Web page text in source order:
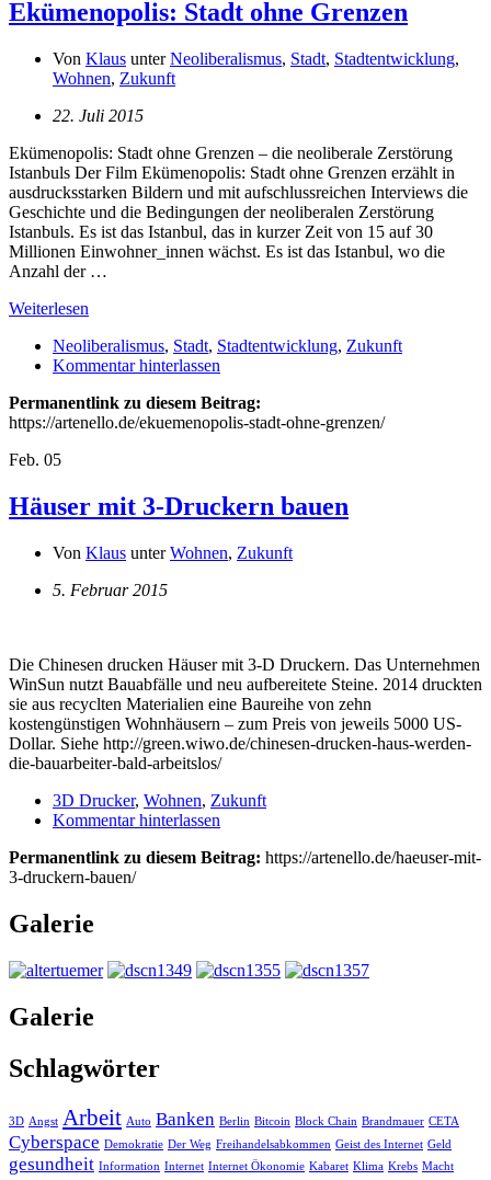
Ekümenopolis: Stadt ohne Grenzen
Von Klaus unterNeoliberalismus, Stadt, Stadtentwicklung,
Wohnen, Zukunft
22. Juli 2015
Ekümenopolis: Stadt ohne Grenzen – die neoliberale Zerstörung
Istanbuls Der Film Ekümenopolis: Stadt ohne Grenzen erzählt in
ausdrucksstarken Bildern und mit aufschlussreichen Interviews die
Geschichte und die Bedingungen der neoliberalen Zerstörung
Istanbuls. Es ist das Istanbul, das in kurzer Zeit von 15 auf 30
Millionen Einwohner_innen wächst. Es ist das Istanbul, wo die
Anzahl der …
Weiterlesen
Neoliberalismus, Stadt, Stadtentwicklung, Zukunft
Kommentar hinterlassen
Permanentlink zu diesem Beitrag:
https://artenello.de/ekuemenopolis-stadt-ohne-grenzen/
Feb. 05
Häuser mit 3-Druckern bauen
Von Klaus unterWohnen, Zukunft
5. Februar 2015
Die Chinesen drucken Häuser mit 3-D Druckern. Das Unternehmen
WinSun nutzt Bauabfälle und neu aufbereitete Steine. 2014 druckten
sie aus recyclten Materialien eine Baureihe von zehn
kostengünstigen Wohnhäusern – zum Preis von jeweils 5000 US-
Dollar. Siehe http://green.wiwo.de/chinesen-drucken-haus-werden-
die-bauarbeiter-bald-arbeitslos/
3D Drucker, Wohnen, Zukunft
Kommentar hinterlassen
Permanentlink zu diesem Beitrag: https://artenello.de/haeuser-mit-
3-druckern-bauen/
Galerie
Galerie
Schlagwörter
3D Angst Arbeit Auto Banken Berlin Bitcoin Block Chain Brandmauer CETA
Cyberspace Demokratie Der Weg Freihandelsabkommen Geist des Internet Geld
gesundheit Information Internet Internet Ökonomie Kabaret Klima Krebs Macht